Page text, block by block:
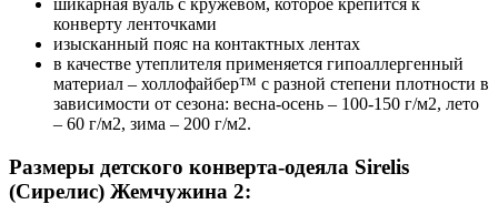
конверту ленточками
изысканный пояс на контактных лентах
в качестве утеплителя применяется гипоаллергенный
материал – холлофайбер™ с разной степени плотности в
зависимости от сезона: весна-осень – 100-150 г/м2, лето
– 60 г/м2, зима – 200 г/м2.
Размеры детского конверта-одеяла Sirelis
(Сирелис) Жемчужина 2: